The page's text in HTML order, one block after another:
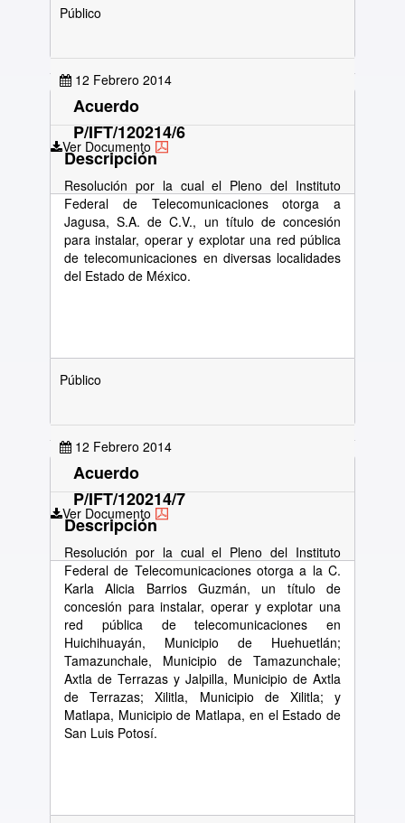
Público
12 Febrero 2014
Ver Documento
Acuerdo
P/IFT/120214/6
Descripción
Resolución por la cual el Pleno del Instituto
Federal de Telecomunicaciones otorga a
Jagusa, S.A. de C.V., un título de concesión
para instalar, operar y explotar una red pública
de telecomunicaciones en diversas localidades
del Estado de México.
Público
12 Febrero 2014
Ver Documento
Acuerdo
P/IFT/120214/7
Descripción
Resolución por la cual el Pleno del Instituto
Federal de Telecomunicaciones otorga a la C.
Karla Alicia Barrios Guzmán, un título de
concesión para instalar, operar y explotar una
red pública de telecomunicaciones en
Huichihuayán, Municipio de Huehuetlán;
Tamazunchale, Municipio de Tamazunchale;
Axtla de Terrazas y Jalpilla, Municipio de Axtla
de Terrazas; Xilitla, Municipio de Xilitla; y
Matlapa, Municipio de Matlapa, en el Estado de
San Luis Potosí.